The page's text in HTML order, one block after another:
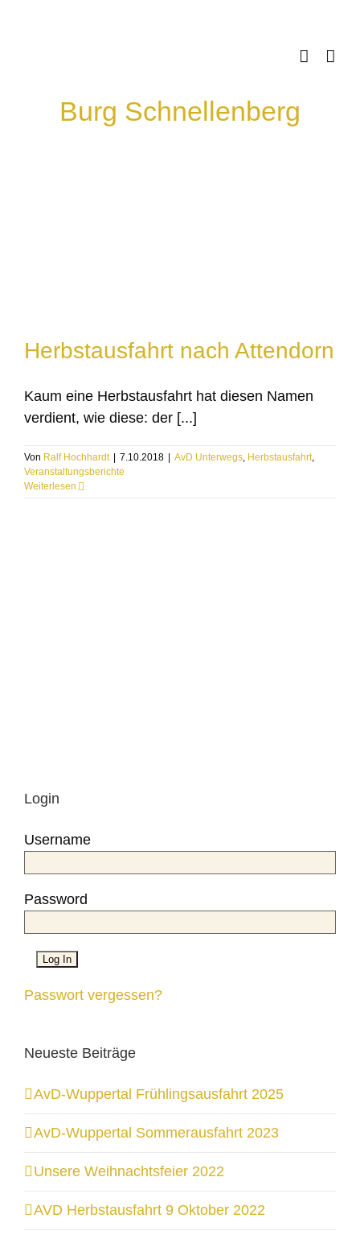
Burg Schnellenberg
Herbstausfahrt nach Attendorn
Kaum eine Herbstausfahrt hat diesen Namen
verdient, wie diese: der [...]
Von Ralf Hochhardt | 7.10.2018 | AvD Unterwegs Herbstausfahrt
Veranstaltungsberichte
Weiterlesen
Login
Username
Password
Passwort vergessen?
Neueste Beiträge
AvD-Wuppertal Frühlingsausfahrt 2025
AvD-Wuppertal Sommerausfahrt 2023
Unsere Weihnachtsfeier 2022
AVD Herbstausfahrt 9 Oktober 2022